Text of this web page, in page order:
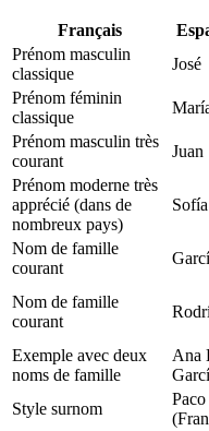
Français
Prénom masculin
classique
José
Prénom féminin
classique
Prénom masculin très
courant
Juan
Prénom moderne très
apprécié (dans de
nombreux pays)
Sofía
Nom de famille
courant
Nom de famille
courant
Exemple avec deux
noms de famille
Ana
Style surnom
Paco